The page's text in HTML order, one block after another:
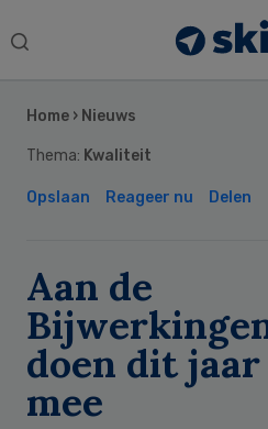
Search
Home › Nieuws
Thema: Kwaliteit
Opslaan Reageer nu Delen
Aan de
doen dit
mee
Sidebar